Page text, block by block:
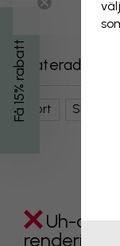
Relaterade
Sport
Uh-oh
rendering
Få 15% rabatt